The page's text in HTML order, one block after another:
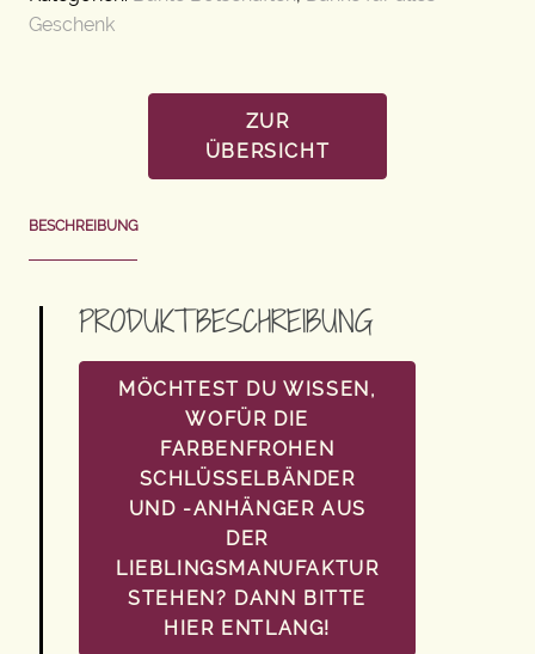
Geschenk
ZUR
ÜBERSICHT
BESCHREIBUNG
PRODUKTBESCHREIBUNG
MÖCHTEST DU WISSEN,
WOFÜR DIE
FARBENFROHEN
SCHLÜSSELBÄNDER
UND -ANHÄNGER AUS
DER
LIEBLINGSMANUFAKTUR
STEHEN? DANN BITTE
HIER ENTLANG!